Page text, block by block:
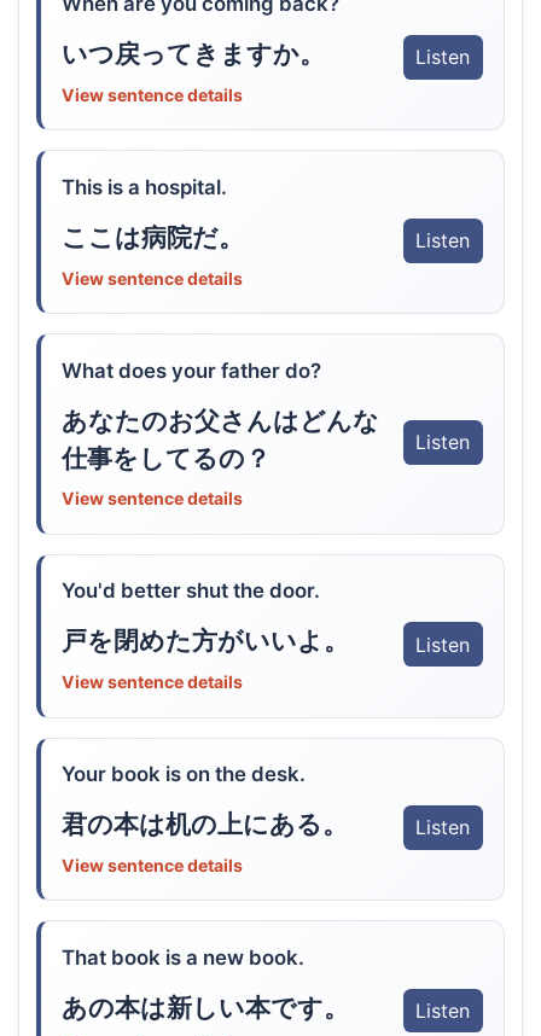
いつ戻ってきますか。 Listen
View sentence details
This is a hospital.
ここは病院だ。 Listen
View sentence details
What does your father do?
あなたのお父さんはどんな
仕事をしてるの？
Listen
View sentence details
You'd better shut the door.
戸を閉めた方がいいよ。 Listen
View sentence details
Your book is on the desk.
君の本は机の上にある。 Listen
View sentence details
That book is a new book.
あの本は新しい本です。 Listen